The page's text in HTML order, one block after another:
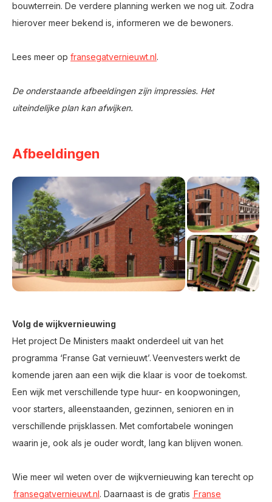
bouwterrein. De verdere planning werken we nog uit. Zodra
hierover meer bekend is, informeren we de bewoners.
Lees meer op fransegatvernieuwt.nl.
De onderstaande afbeeldingen zijn impressies. Het
uiteindelijke plan kan afwijken.
Afbeeldingen
Volg de wijkvernieuwing
Het project De Ministers maakt onderdeel uit van het
programma ‘Franse Gat vernieuwt’. Veenvesters werkt de
komende jaren aan een wijk die klaar is voor de toekomst.
Een wijk met verschillende type huur- en koopwoningen,
voor starters, alleenstaanden, gezinnen, senioren en in
verschillende prijsklassen. Met comfortabele woningen
waarin je, ook als je ouder wordt, lang kan blijven wonen.
Wie meer wil weten over de wijkvernieuwing kan terecht op
fransegatvernieuwt.nl. Daarnaast is de gratis Franse